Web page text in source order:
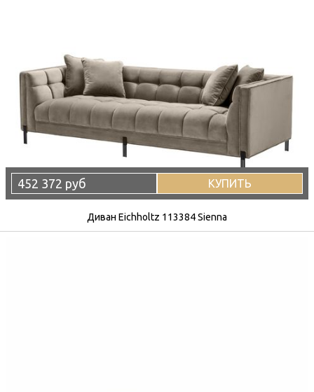
452 372 руб КУПИТЬ
Диван Eichholtz 113384 Sienna